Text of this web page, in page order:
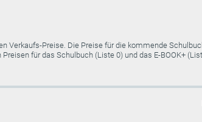
Verkaufs-Preise. Die Preise für die kommende
für das Schulbuch (Liste 0) und das E-BOOK+